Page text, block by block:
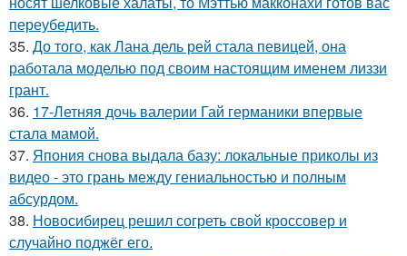
переубедить.
35. До того, как Лана дель рей стала певицей, она
работала моделью под своим настоящим именем лиззи
грант.
36. 17-Летняя дочь валерии Гай германики впервые
стала мамой.
37. Япония снова выдала базу: локальные приколы из
видео - это грань между гениальностью и полным
абсурдом.
38. Новосибирец решил согреть свой кроссовер и
случайно поджёг его.